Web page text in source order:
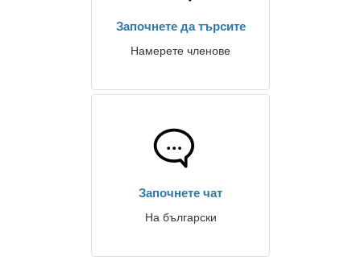
Започнете да търсите
Намерете членове
Започнете чат
На български